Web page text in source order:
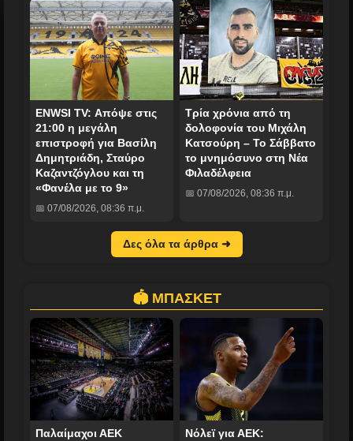
ENWSI TV: Απόψε στις
21:00 η μεγάλη
επιστροφή για Βασίλη
Δημητριάδη, Σταύρο
Καζαντζόγλου και τη
«Φανέλα με το 9»
📅 07/08/2026, 08:36 π.μ.
Τρία χρόνια από τη
δολοφονία του Μιχάλη
Κατσούρη – Το Σάββατο
το μνημόσυνο στη Νέα
Φιλαδέλφεια
📅 07/08/2026, 08:36 π.μ.
Δες όλα τα άρθρα ➜
🏟️ ΜΠΑΣΚΕΤ
Παλαίμαχοι ΑΕΚ
Νόλεϊ για ΑΕΚ: